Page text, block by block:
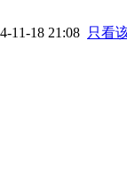
11-18 21:08 只看